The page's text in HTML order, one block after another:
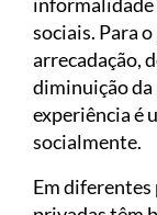
informalidade
sociais. Para
arrecadação,
diminuição
experiência é
socialmente.
Em diferentes